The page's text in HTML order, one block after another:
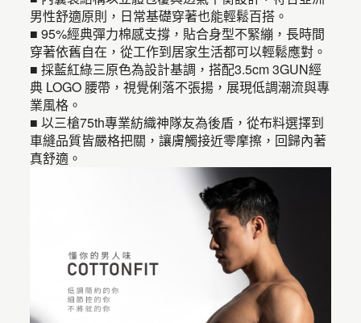
男性舒適原則，日常基礎穿著也能輕鬆百搭。
■ 95%經典彈力棉感支撐，貼合身型不緊繃，長時間
穿著依舊自在，從工作到居家生活都可以輕鬆應對。
■ 採藍紅綠三原色為設計基調，搭配3.5cm 3GUN經
典 LOGO 腰帶，視覺俐落不張揚，展現低調潮流與專
業風格。
■ 以三槍75th專業紡織神隊友為後盾，從布料選擇到
車縫品質皆嚴格把關，讓膚觸接近零摩擦，回歸內著
真舒適。